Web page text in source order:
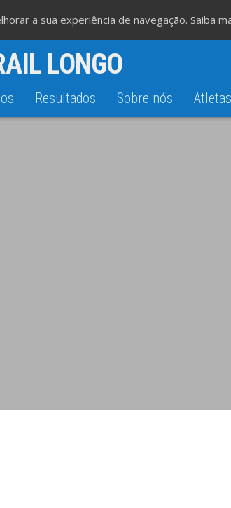
LONGO
Resultados Sobre nós
a sua experiência de navegação. Saiba